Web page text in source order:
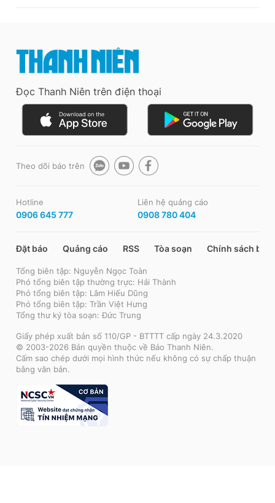
Đọc Thanh Niên trên điện thoại
Theo dõi báo trên
Hotline
0906 645 777
Liên hệ quảng cáo
0908 780 404
Đặt báo Quảng cáo RSS Tòa soạn Chính sách bảo
Tổng biên tập: Nguyễn Ngọc Toàn
Phó tổng biên tập thường trực: Hải Thành
Phó tổng biên tập: Lâm Hiếu Dũng
Phó tổng biên tập: Trần Việt Hưng
Tổng thư ký tòa soạn: Đức Trung
Giấy phép xuất bản số 110/GP - BTTTT cấp ngày 24.3.2020
© 2003-2026 Bản quyền thuộc về Báo Thanh Niên.
Cấm sao chép dưới mọi hình thức nếu không có sự chấp thuận
bằng văn bản.